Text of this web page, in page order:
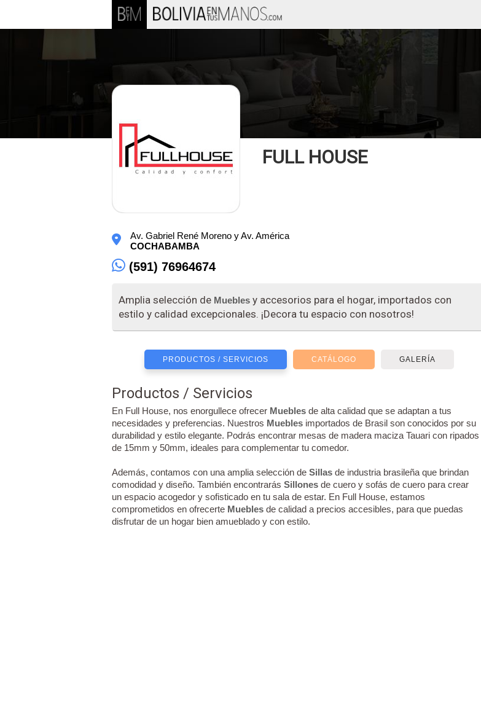
FULL HOUSE
Av. Gabriel René Moreno y Av. América
COCHABAMBA
(591) 76964674
Amplia selección de Muebles y accesorios para el hogar, importados con
estilo y calidad excepcionales. ¡Decora tu espacio con nosotros!
PRODUCTOS / SERVICIOS CATÁLOGO GALERÍA
Productos / Servicios
En Full House, nos enorgullece ofrecer Muebles de alta calidad que se adaptan a tus
necesidades y preferencias. Nuestros Muebles importados de Brasil son conocidos por su
durabilidad y estilo elegante. Podrás encontrar mesas de madera maciza Tauari con ripados
de 15mm y 50mm, ideales para complementar tu comedor.
Además, contamos con una amplia selección de Sillas de industria brasileña que brindan
comodidad y diseño. También encontrarás Sillones de cuero y sofás de cuero para crear
un espacio acogedor y sofisticado en tu sala de estar. En Full House, estamos
comprometidos en ofrecerte Muebles de calidad a precios accesibles, para que puedas
disfrutar de un hogar bien amueblado y con estilo.